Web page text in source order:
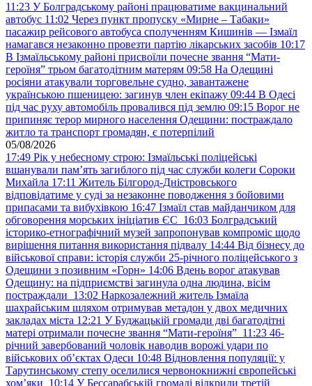
11:23 У Болградському районі працюватиме вакцинальний
автобус 11:02 Через пункт пропуску «Мирне – Табаки»
пасажир рейсового автобуса сполученням Кишинів — Ізмаїл
намагався незаконно провезти партію лікарських засобів 10:17
В Ізмаїльському районі присвоїли почесне звання “Мати-
героїня” трьом багатодітним матерям 09:58 На Одещині
росіяни атакували торговельне судно, завантажене
українською пшеницею: загинув член екіпажу 09:44 В Одесі
під час руху автомобіль провалився під землю 09:15 Ворог не
припиняє терор мирного населення Одещини: постраждало
житло та транспорт громадян, є потерпілий
05/08/2026
17:49 Рік у небесному строю: Ізмаїльські поліцейські
вшанували пам’ять загиблого під час служби колеги Сороки
Михайла 17:11 Житель Білгород-Дністровського
відповідатиме у суді за незаконне поводження з бойовими
припасами та вибухівкою 16:47 Ізмаїл став майданчиком для
обговорення морських ініціатив ЄС 16:03 Болградський
історико-етнографічний музей запропонував компроміс щодо
вирішення питання використання підвалу 14:44 Від бізнесу до
військової справи: історія служби 25-річного поліцейського з
Одещини з позивним «Горн» 14:06 Вдень ворог атакував
Одещину: на підприємстві загинула одна людина, вісім
постраждали 13:02 Наркозалежний житель Ізмаїла
шахрайським шляхом отримував метадон у двох медичних
закладах міста 12:21 У Буджацькій громади дві багатодітні
матері отримали почесне звання “Мати-героїня” 11:23 46-
річний завербований чоловік наводив ворожі удари по
військових обʼєктах Одеси 10:48 Відновлення популяції: у
Тарутинському степу оселилися червонокнижні європейські
хом’яки 10:14 У Бессарабській громаді відкрили третій